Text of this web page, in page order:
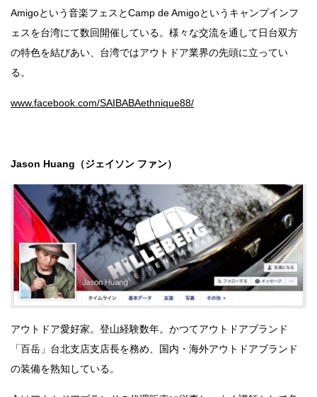
Amigoという音楽フェスとCamp de Amigoというキャンプインフ
ェスを台湾にて数回開催している。様々な交流を通して日台双方
の特色を結びあい、台湾ではアウトドア業界の先頭に立ってい
る。
www.facebook.com/SAIBABAethnique88/
Jason Huang（ジェイソン ファン）
アウトドア愛好家。登山経験数年。かつてアウトドアブランド
「百岳」台北支店支店長を務め、国内・海外アウトドアブランド
の装備を熟知している。